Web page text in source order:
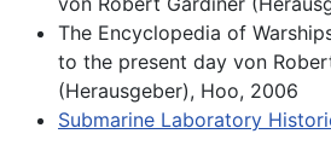
The Encyclopedia of
to the present day von
(Herausgeber), Hoo, 2006
Submarine Laboratory